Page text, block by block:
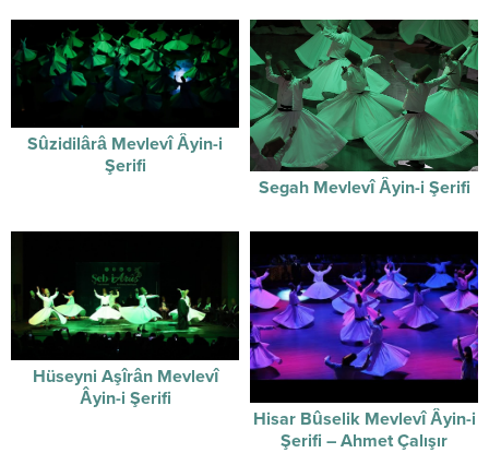
Sûzidilârâ Mevlevî Âyin-i
Şerifi
Segah Mevlevî Âyin-i Şerifi
Hüseyni Aşîrân Mevlevî
Âyin-i Şerifi
Hisar Bûselik Mevlevî Âyin-i
Şerifi – Ahmet Çalışır